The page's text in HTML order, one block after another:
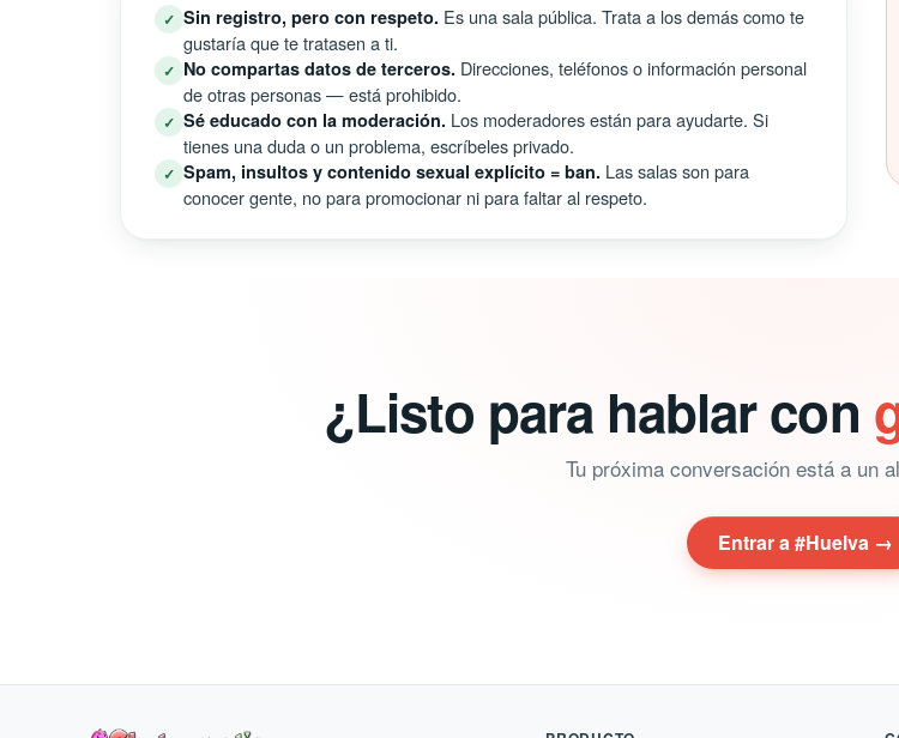
✓ Sin registro, pero con respeto. Es una sala pública. Trata a los demás como te
gustaría que te tratasen a ti.
✓ No compartas datos de terceros. Direcciones, teléfonos o información personal
de otras personas — está prohibido.
✓ Sé educado con la moderación. Los moderadores están para ayudarte. Si
tienes una duda o un problema, escríbeles privado.
✓ Spam, insultos y contenido sexual explícito = ban. Las salas son para
conocer gente, no para promocionar ni para faltar al respeto.
¿Listo para hablar con
Tu próxima conversación está a un
Entrar a #Huelva →